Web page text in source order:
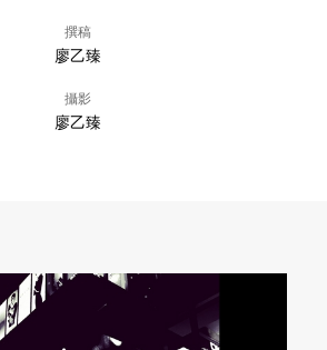
撰稿
廖乙臻
攝影
廖乙臻